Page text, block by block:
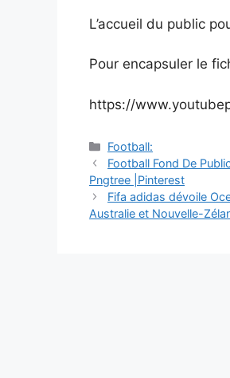
L’accueil du public
Pour encapsuler le
https://
Catégories
Football:
Navigation
des
articles
Football Fond De
Pngtree |Pinterest
Fifa adidas dévoile
Australie et Nouvelle-